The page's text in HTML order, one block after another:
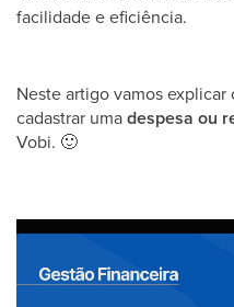
facilidade e eficiência.
Neste artigo vamos explicar
cadastrar umadespesa ou
Vobi. 🙂